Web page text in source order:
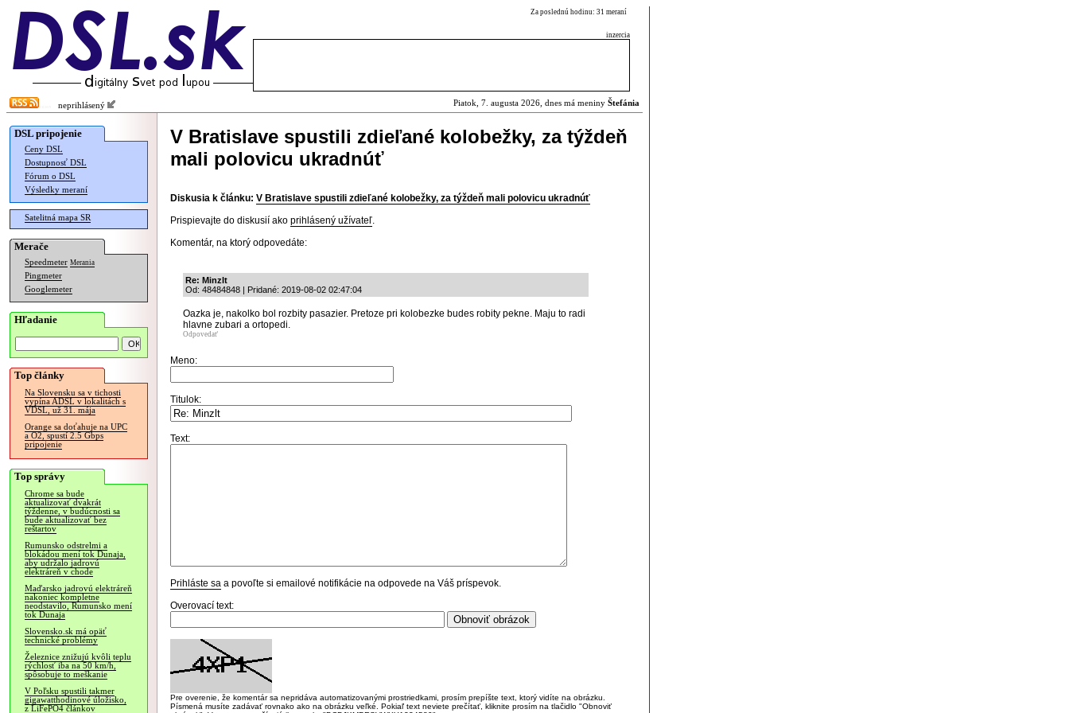
Za poslednú hodinu: 31 meraní
inzercia
neprihlásený Piatok, 7. augusta 2026, dnes má meniny Štefánia
DSL pripojenie
Ceny DSL
Dostupnosť DSL
Fórum o DSL
Výsledky meraní
Satelitná mapa SR
Merače
Speedmeter Merania
Pingmeter
Googlemeter
Hľadanie
Top články
Na Slovensku sa v tichosti
vypína ADSL v lokalitách s
VDSL, už 31. mája
Orange sa doťahuje na UPC
a O2, spustí 2.5 Gbps
pripojenie
Top správy
Chrome sa bude
aktualizovať dvakrát
týždenne, v budúcnosti sa
bude aktualizovať bez
reštartov
Rumunsko odstrelmi a
blokádou mení tok Dunaja,
aby udržalo jadrovú
elektráreň v chode
Maďarsko jadrovú elektráreň
nakoniec kompletne
neodstavilo, Rumunsko mení
tok Dunaja
Slovensko.sk má opäť
technické problémy
Železnice znižujú kvôli teplu
rýchlosť iba na 50 km/h,
spôsobuje to meškanie
V Poľsku spustili takmer
gigawatthodinové úložisko,
z LiFePO4 článkov
V Bratislave spustili zdieľané kolobežky, za týždeň
mali polovicu ukradnúť
Diskusia k článku: V Bratislave spustili zdieľané kolobežky, za týždeň mali polovicu ukradnúť
Prispievajte do diskusií ako prihlásený užívateľ.
Komentár, na ktorý odpovedáte:
Re: Minzlt
Od: 48484848 | Pridané: 2019-08-02 02:47:04
Oazka je, nakolko bol rozbity pasazier. Pretoze pri kolobezke budes robity pekne. Maju to radi
hlavne zubari a ortopedi.
Odpovedať
Meno:
Titulok:
Text:
Prihláste sa a povoľte si emailové notifikácie na odpovede na Váš príspevok.
Overovací text:
Pre overenie, že komentár sa nepridáva automatizovanými prostriedkami, prosím prepíšte text, ktorý vidíte na obrázku.
Písmená musíte zadávať rovnako ako na obrázku veľké. Pokiaľ text neviete prečítať, kliknite prosím na tlačidlo "Obnoviť